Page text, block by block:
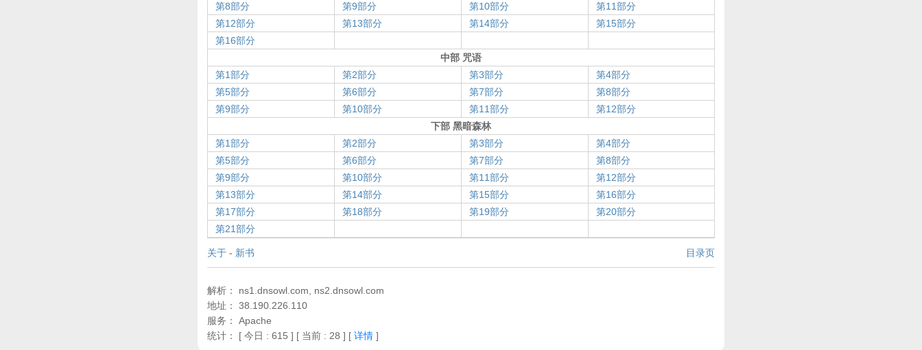
第8部分
第9部分 第10部分
第11部分
第12部分
第13部分 第14部分
第15部分
第16部分
中部 咒语
第1部分
第2部分 第3部分
第4部分
第5部分
第6部分 第7部分
第8部分
第9部分
第10部分 第11部分
第12部分
下部 黑暗森林
第1部分
第2部分 第3部分
第4部分
第5部分
第6部分 第7部分
第8部分
第9部分
第10部分 第11部分
第12部分
第13部分
第14部分 第15部分
第16部分
第17部分
第18部分 第19部分
第20部分
第21部分
关于 - 新书 目录页
解析： ns1.dnsowl.com, ns2.dnsowl.com
地址： 38.190.226.110
服务： Apache
统计： [ 今日 : 615 ] [ 当前 : 28 ] [ 详情 ]